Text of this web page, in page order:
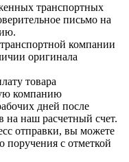
транспортных
письмо на
компании
оригинала
товара
компанию
дней после
на наш расчетный счет.
отправки, вы можете
поручения с отметкой